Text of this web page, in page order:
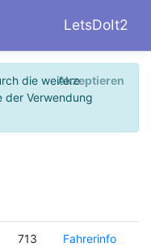
LetsDoIt2
die weitere
der Verwendung
Akzeptieren
713 Fahrerinfo